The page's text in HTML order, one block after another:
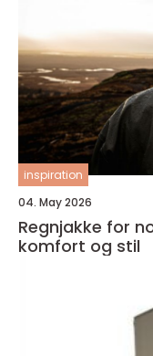
inspiration
04. May 2026
Regnjakke for
komfort og stil